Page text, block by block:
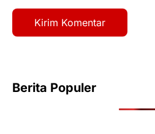
Berita Populer